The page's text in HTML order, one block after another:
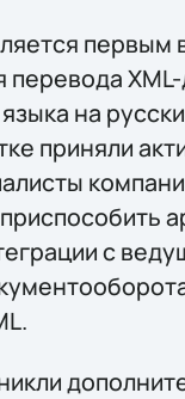
первым
перевода
на
приняли
с